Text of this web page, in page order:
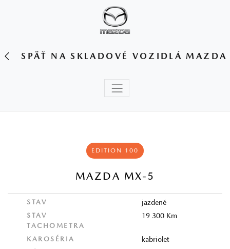
SPÄŤ NA SKLADOVÉ VOZIDLÁ MAZDA
EDITION 100
MAZDA MX-5
STAV jazdené
STAV
TACHOMETRA
19 300 Km
KAROSÉRIA kabriolet